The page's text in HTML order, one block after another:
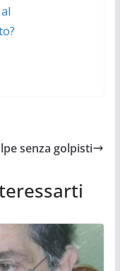
senza golpisti